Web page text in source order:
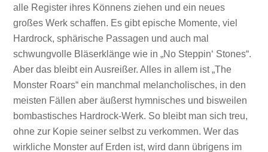
alle Register ihres Könnens ziehen und ein neues
großes Werk schaffen. Es gibt epische Momente, viel
Hardrock, sphärische Passagen und auch mal
schwungvolle Bläserklänge wie in „No Steppin‘ Stones“.
Aber das bleibt ein Ausreißer. Alles in allem ist „The
Monster Roars“ ein manchmal melancholisches, in den
meisten Fällen aber äußerst hymnisches und bisweilen
bombastisches Hardrock-Werk. So bleibt man sich treu,
ohne zur Kopie seiner selbst zu verkommen. Wer das
wirkliche Monster auf Erden ist, wird dann übrigens im